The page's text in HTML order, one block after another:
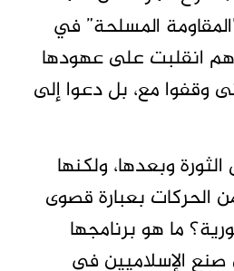
بـ”المقاومة المسلحة” في
انقلبت على عهودها
وقفوا مع، بل دعوا إلى
وبعدها، ولكنها
بعبارة قصوى
ما هو برنامجها
صنع الإسلاميين في